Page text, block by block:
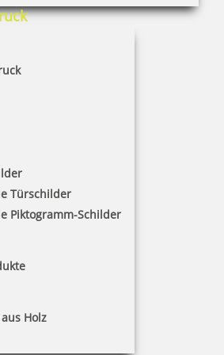
Türschilder
Piktogramm-Schilder
Holz